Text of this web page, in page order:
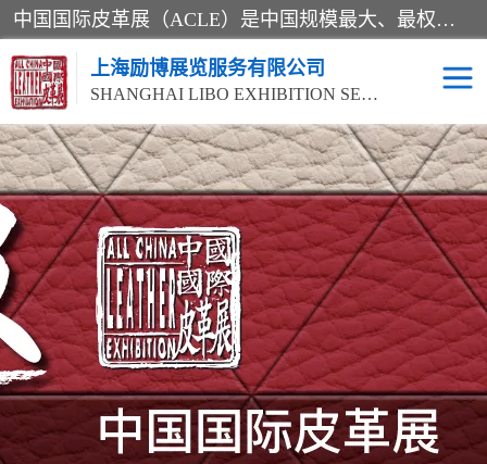
中国国际皮革展（ACLE）是中国规模最大、最权威的国际皮革盛会，自创办以来一直由中国皮革协会（CLIA）和亚太区皮革展有限公司（APLF）共同举办
上海励博展览服务有限公司
SHANGHAI LIBO EXHIBITION SERVICE CO.,LTD
2026中国国际皮革展
ACLE
2026上海皮革机械展
2026上海合成革展会 2026中国国际皮革展
2026中国国际皮革展
ACLE
2026中国国际皮革展